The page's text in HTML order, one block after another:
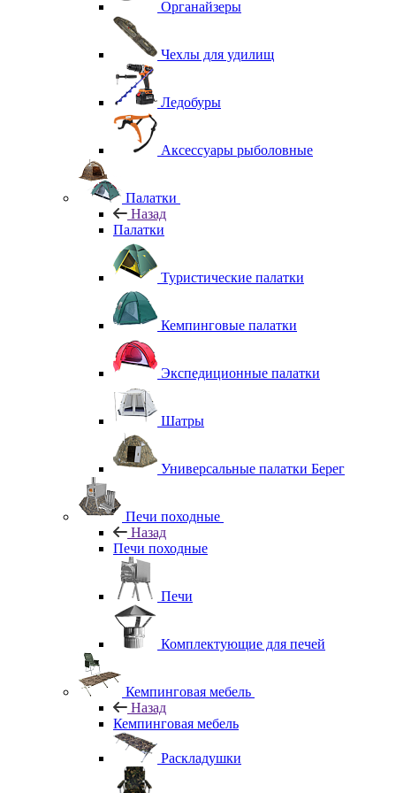
Органайзеры
Чехлы для удилищ
Ледобуры
Аксессуары рыболовные
Палатки
Назад
Палатки
Туристические палатки
Кемпинговые палатки
Экспедиционные палатки
Шатры
Универсальные палатки Берег
Печи походные
Назад
Печи походные
Печи
Комплектующие для печей
Кемпинговая мебель
Назад
Кемпинговая мебель
Раскладушки